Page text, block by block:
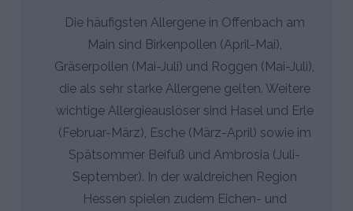
Die häufigsten Allergene in Offenbach am
Main sind Birkenpollen (April-Mai),
Gräserpollen (Mai-Juli) und Roggen (Mai-Juli),
die als sehr starke Allergene gelten. Weitere
wichtige Allergieauslöser sind Hasel und Erle
(Februar-März), Esche (März-April) sowie im
Spätsommer Beifuß und Ambrosia (Juli-
September). In der waldreichen Region
Hessen spielen zudem Eichen- und